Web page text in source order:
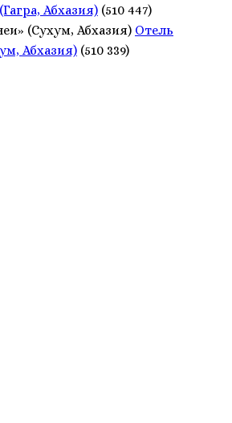
Абхазия) (510 447)
Отель
Абхазия) (510 339)